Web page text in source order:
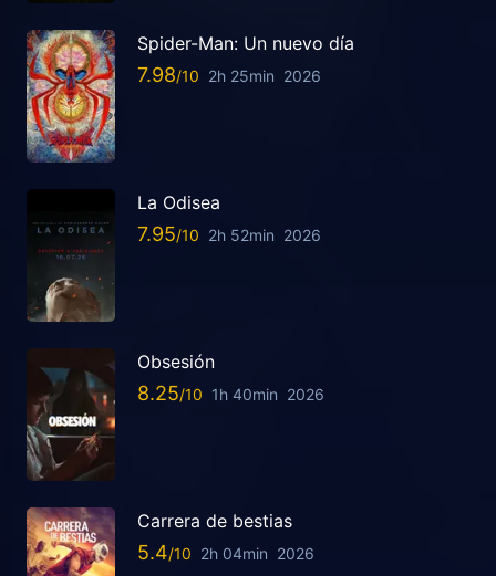
Spider-Man: Un nuevo día
7.98 2h 25min 2026
La Odisea
7.95 2h 52min 2026
Obsesión
8.25 1h 40min 2026
Carrera de bestias
5.4 2h 04min 2026